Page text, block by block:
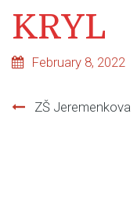
KRYL
February 8, 2022
ZŠ Jeremenkova